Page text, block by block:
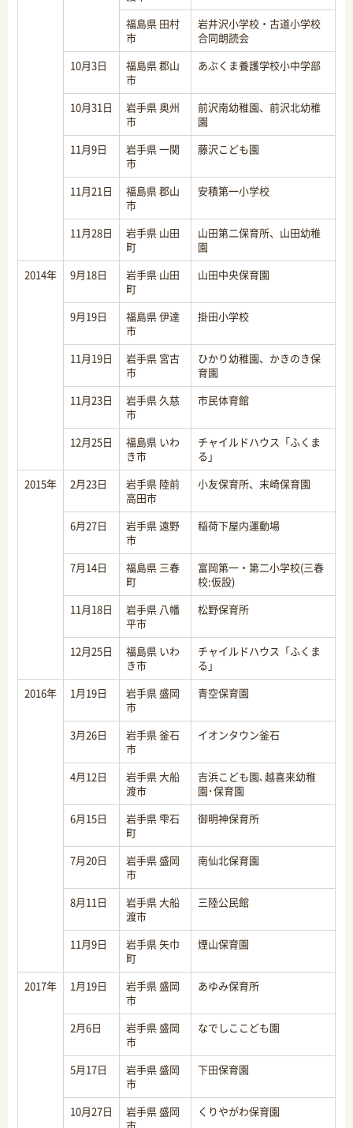
福島県 田村
市
岩井沢小学校・古道小学校
合同朗読会
10月3日
福島県 郡山
市
あぶくま養護学校小中学部
10月31日
岩手県 奥州
市
前沢南幼稚園、前沢北幼稚
園
11月9日
岩手県 一関
市
藤沢こども園
11月21日
福島県 郡山
市
安積第一小学校
11月28日
岩手県 山田
町
山田第二保育所、山田幼稚
園
2014年
9月18日
岩手県 山田
町
山田中央保育園
9月19日
福島県 伊達
市
掛田小学校
11月19日
岩手県 宮古
市
ひかり幼稚園、かきのき保
育園
11月23日
岩手県 久慈
市
市民体育館
12月25日
福島県 いわ
き市
チャイルドハウス「ふくま
る」
2015年
2月23日
岩手県 陸前
高田市
小友保育所、末崎保育園
6月27日
岩手県 遠野
市
稲荷下屋内運動場
7月14日
福島県 三春
町
富岡第一・第二小学校(三春
校:仮設)
11月18日
岩手県 八幡
平市
松野保育所
12月25日
福島県 いわ
き市
チャイルドハウス「ふくま
る」
2016年
1月19日
岩手県 盛岡
市
青空保育園
3月26日
岩手県 釜石
市
イオンタウン釜石
4月12日
岩手県 大船
渡市
吉浜こども園､越喜来幼稚
園･保育園
6月15日
岩手県 雫石
町
御明神保育所
7月20日
岩手県 盛岡
市
南仙北保育園
8月11日
岩手県 大船
渡市
三陸公民館
11月9日
岩手県 矢巾
町
煙山保育園
2017年 1月19日
岩手県 盛岡
市
あゆみ保育所
2月6日
岩手県 盛岡
市
なでしここども園
5月17日
岩手県 盛岡
市
下田保育園
10月27日
岩手県 盛岡
くりやがわ保育園